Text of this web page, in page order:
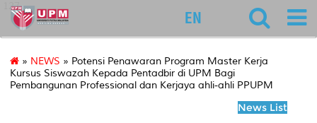
127
EN
» NEWS » Potensi Penawaran Program Master Kerja
Kursus Siswazah Kepada Pentadbir di UPM Bagi
Pembangunan Professional dan Kerjaya ahli-ahli PPUPM
News List